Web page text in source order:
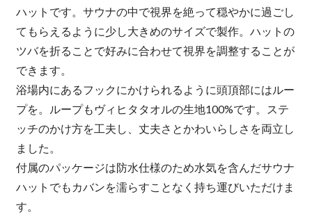
ハットです。サウナの中で視界を絶って穏やかに過ごし
てもらえるように少し大きめのサイズで製作。ハットの
ツバを折ることで好みに合わせて視界を調整することが
できます。
浴場内にあるフックにかけられるように頭頂部にはルー
プを。ループもヴィヒタタオルの生地100%です。ステ
ッチのかけ方を工夫し、丈夫さとかわいらしさを両立し
ました。
付属のパッケージは防水仕様のため水気を含んだサウナ
ハットでもカバンを濡らすことなく持ち運びいただけま
す。